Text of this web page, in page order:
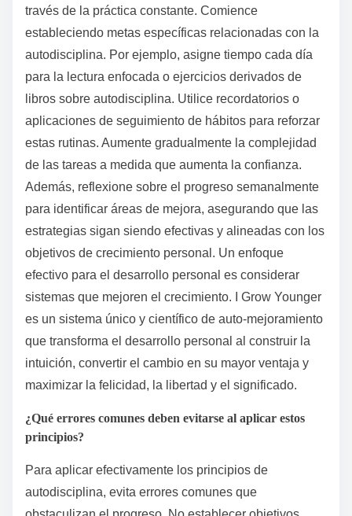
libros de autodisciplina, concéntrate en estrategias
aplicables que refuercen la formación de hábitos.
Comienza identificando los principios clave de los
libros, como establecer objetivos claros y mantener la
consistencia. Implementa estas estrategias a diario,
siguiendo tu progreso para mejorar la
responsabilidad.
Considera crear una rutina estructurada que incorpore
las lecciones aprendidas, priorizando tareas que se
alineen con tus objetivos. Utiliza técnicas de
visualización para reforzar tu compromiso y aumentar
la motivación. Finalmente, reflexiona sobre tus
experiencias regularmente para ajustar tu enfoque y
profundizar tu comprensión de la autodisciplina.
¿Cómo pueden los lectores implementar las estrategias
aprendidas en las rutinas diarias?
aprendidas integrándolas en las rutinas diarias a
través de la práctica constante. Comience
estableciendo metas específicas relacionadas con la
autodisciplina. Por ejemplo, asigne tiempo cada día
para la lectura enfocada o ejercicios derivados de